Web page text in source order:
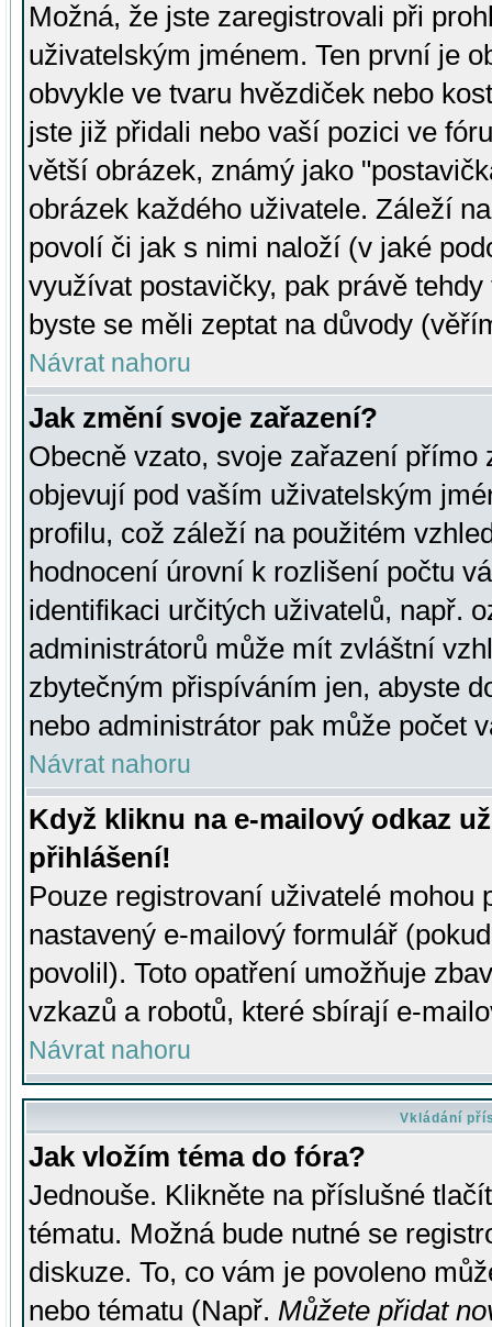
Možná, že jste zaregistrovali při
uživatelským jménem. Ten první je
obvykle ve tvaru hvězdiček nebo
jste již přidali nebo vaší pozici ve
větší obrázek, známý jako
obrázek každého uživatele. Záleží
povolí či jak s nimi naloží (v jaké
využívat postavičky, pak právě
byste se měli zeptat na důvody
Návrat nahoru
Jak změní svoje zařazení?
Obecně vzato, svoje zařazení přímo
objevují pod vaším uživatelským
profilu, což záleží na použitém
hodnocení úrovní k rozlišení počtu
identifikaci určitých uživatelů, např.
administrátorů může mít zvláštní
zbytečným přispíváním jen, abyste
nebo administrátor pak může počet
Návrat nahoru
Když kliknu na e-mailový odkaz
přihlášení!
Pouze registrovaní uživatelé mohou
nastavený e-mailový formulář
povolil). Toto opatření umožňuje
vzkazů a robotů, které sbírají e-
Návrat nahoru
Vkládání
Jak vložím téma do fóra?
Jednouše. Klikněte na příslušné
tématu. Možná bude nutné se
diskuze. To, co vám je povoleno
nebo tématu (Např. Můžete přidat